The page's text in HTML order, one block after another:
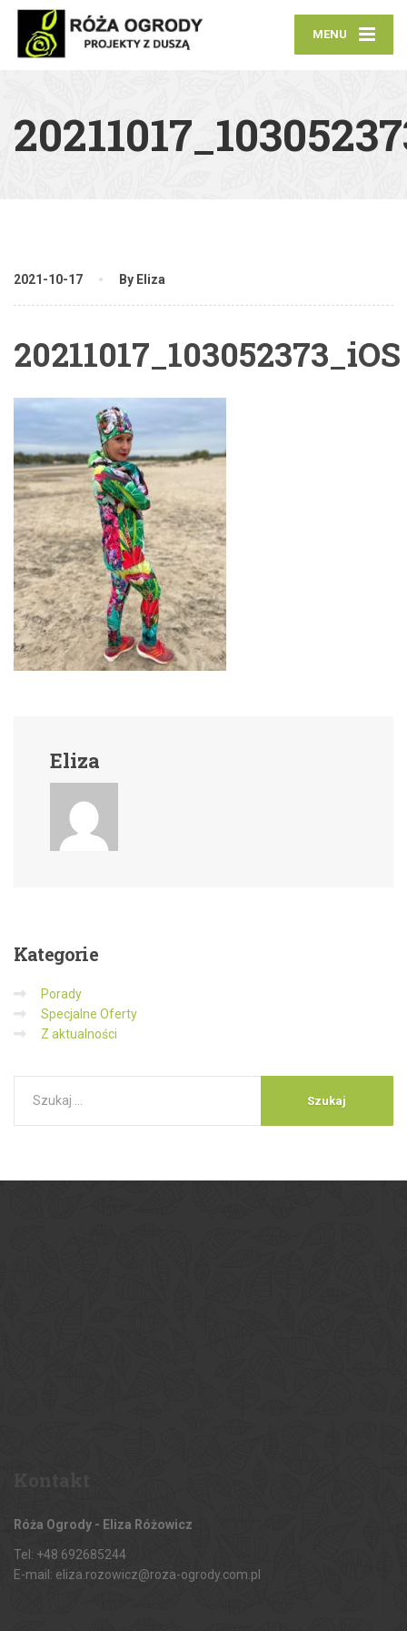
MENU
2021-10-17 By Eliza
20211017_103052373_iOS
Eliza
Kategorie
Porady
Specjalne Oferty
Z aktualności
Róża Ogrody - Eliza Różowicz
Tel: +48 692685244
E-mail: eliza.rozowicz@roza-ogrody.com.pl